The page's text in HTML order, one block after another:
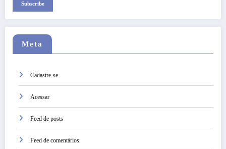
Subscribe
Meta
Cadastre-se
Acessar
Feed de posts
Feed de comentários